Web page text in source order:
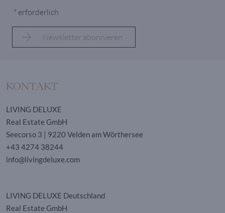
* erforderlich
KONTAKT
LIVING DELUXE
Real Estate GmbH
Seecorso 3 | 9220 Velden am Wörthersee
+43 4274 38244
info@livingdeluxe.com
LIVING DELUXE Deutschland
Real Estate GmbH